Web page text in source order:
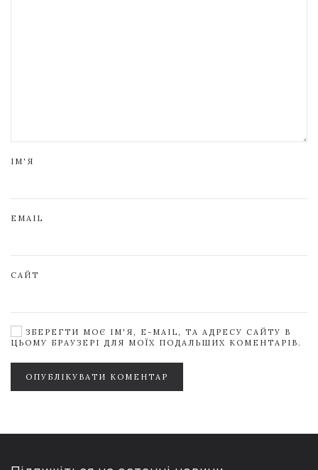
ІМ'Я
EMAIL
САЙТ
ЗБЕРЕГТИ МОЄ ІМ'Я, E-MAIL, ТА АДРЕСУ САЙТУ В
ЦЬОМУ БРАУЗЕРІ ДЛЯ МОЇХ ПОДАЛЬШИХ КОМЕНТАРІВ.
ОПУБЛІКУВАТИ КОМЕНТАР